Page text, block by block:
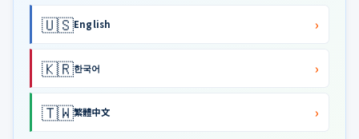
🇺🇸English ›
🇰🇷한국어 ›
🇹🇼繁體中文 ›